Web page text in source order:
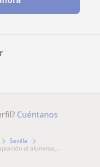
Cuéntanos
Sevilla
al alumnoa,...